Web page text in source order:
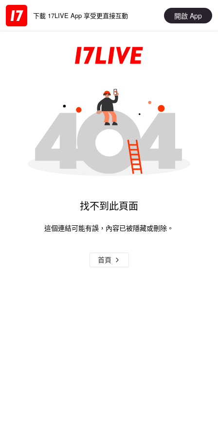
下載 17LIVE App 享受更直接互動 開啟 App
找不到此頁面
這個連結可能有誤，內容已被隱藏或刪除。
首頁